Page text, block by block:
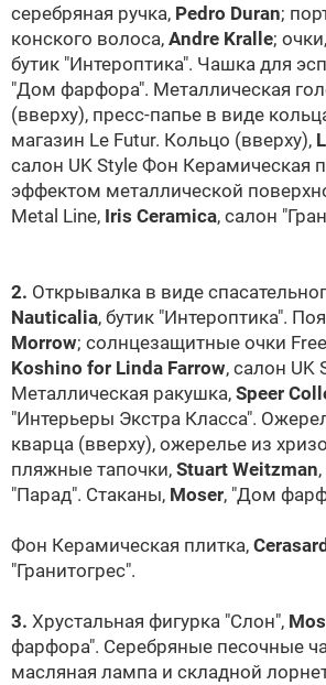
серебряная ручка, Pedro Duran;
конского волоса, Andre Kralle; очки,
бутик "Интероптика". Чашка для
"Дом фарфора". Металлическая
(вверху), пресс-папье в виде
магазин Le Futur. Кольцо (вверху),
салон UK Style Фон Керамическая
эффектом металлической
Metal Line, Iris Ceramica, салон
2. Открывалка в виде
Nauticalia, бутик "Интероптика".
Morrow; солнцезащитные очки
Koshino for Linda Farrow, салон UK
Металлическая ракушка, Speer
"Интерьеры Экстра Класса".
кварца (вверху), ожерелье из
пляжные тапочки, Stuart Weitzman
"Парад". Стаканы, Moser, "Дом
Фон Керамическая плитка,
"Гранитогрес".
3. Хрустальная фигурка "Слон",
фарфора". Серебряные песочные
масляная лампа и складной